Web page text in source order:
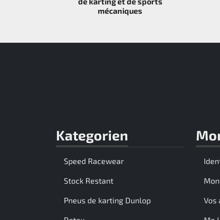
mécaniques
Kategorien
Speed Racewear
Stock Restant
Pneus de karting Dunlop Vos